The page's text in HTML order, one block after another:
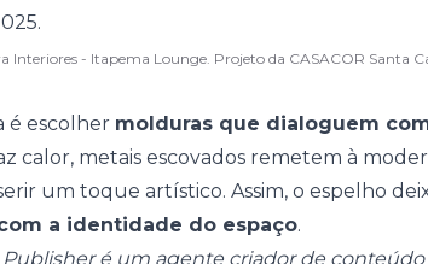
Interiores - Itapema Lounge. Projeto da CASACOR Santa
é escolher molduras que dialoguem
calor, metais escovados remetem à
um toque artístico. Assim, o espelho
a identidade do espaço.
Publisher é um agente criador de